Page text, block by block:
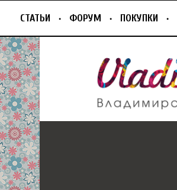
СТАТЬИ ФОРУМ ПОКУПКИ